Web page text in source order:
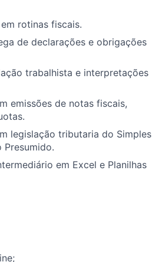
rotinas fiscais.
de declarações e obrigações
trabalhista e interpretações
emissões de notas fiscais,
legislação tributaria do Simples
Presumido.
em Excel e Planilhas